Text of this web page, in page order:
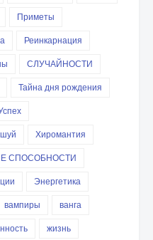
Приметы
Реинкарнация
СЛУЧАЙНОСТИ
Тайна дня рождения
Хиромантия
СПОСОБНОСТИ
Энергетика
вампиры
ванга
жизнь